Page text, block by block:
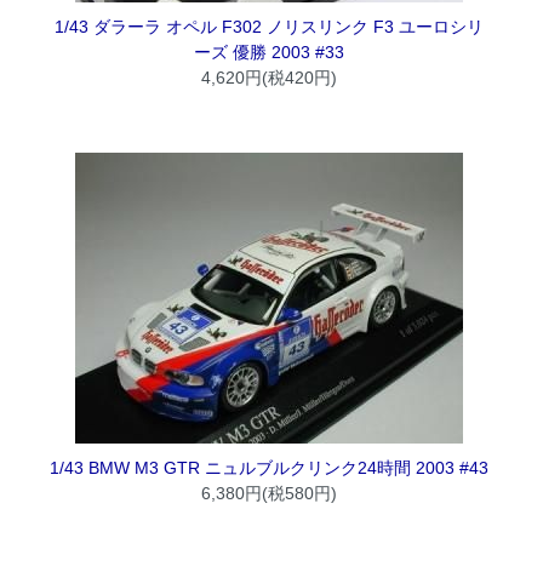
1/43 ダラーラ オペル F302 ノリスリンク F3 ユーロシリ
ーズ 優勝 2003 #33
4,620円(税420円)
1/43 BMW M3 GTR ニュルブルクリンク24時間 2003 #43
6,380円(税580円)